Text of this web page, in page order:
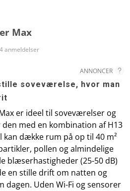
Max
anmeldelser
ANNONCER
soveværelse, hvor man
er ideel til soveværelser og
med en kombination af H13
kan dække rum på op til 40 m²
pollen og almindelige
blæserhastigheder (25-50 dB)
en stille drift om natten og
dagen. Uden Wi-Fi og sensorer